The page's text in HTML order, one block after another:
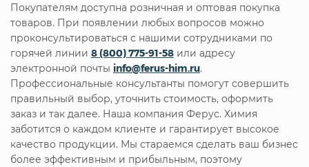
Покупателям доступна розничная и оптовая покупка
товаров. При появлении любых вопросов можно
проконсультироваться с нашими сотрудниками по
горячей линии 8 (800) 775-91-58 или адресу
электронной почты info@ferus-him.ru.
Профессиональные консультанты помогут совершить
правильный выбор, уточнить стоимость, оформить
заказ и так далее. Наша компания Ферус. Химия
заботится о каждом клиенте и гарантирует высокое
качество продукции. Мы стараемся сделать ваш бизнес
более эффективным и прибыльным, поэтому